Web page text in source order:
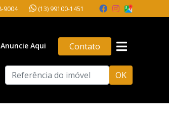
9004 (13) 99100-1451
Anuncie Aqui Contato
OK